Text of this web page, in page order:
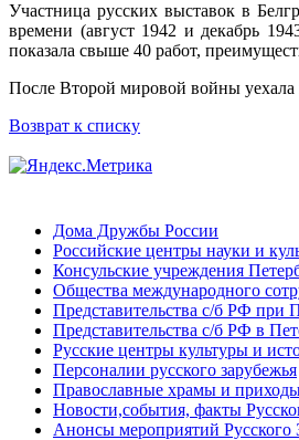
Участница русских выставок в
времени (август 1942 и декабрь
показала свыше 40 работ,
После Второй мировой войны уехала
Возврат к списку
Дома Дружбы России
Российские центры науки и
Консульские учреждения
Общества международного
Представительства с/б РФ при
Представительства с/б РФ в
Русские центры культуры и
Персоналии русского зарубежья
Православные храмы и приходы
Новости,события, факты
Анонсы мероприятий Русского